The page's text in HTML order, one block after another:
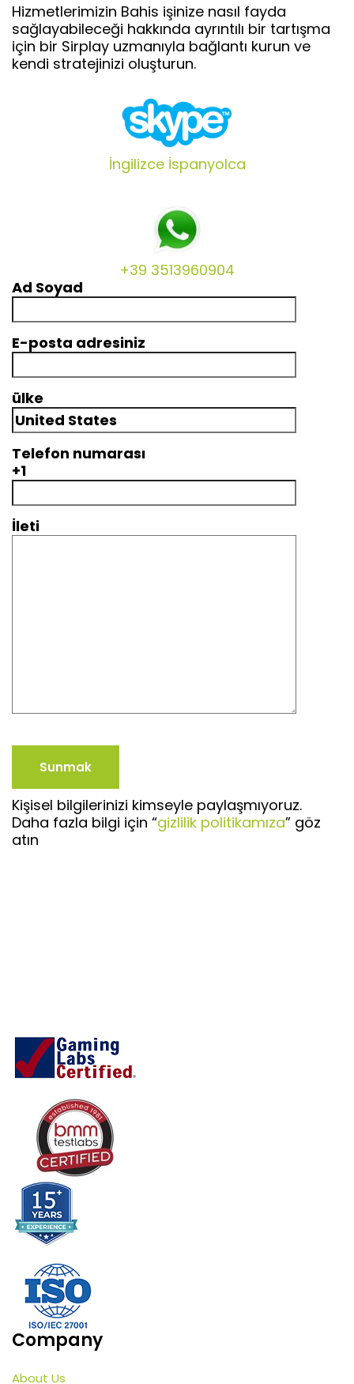
Hizmetlerimizin Bahis işinize nasıl fayda
sağlayabileceği hakkında ayrıntılı bir tartışma
için bir Sirplay uzmanıyla bağlantı kurun ve
kendi stratejinizi oluşturun.
İngilizce İspanyolca
+39 3513960904
Ad Soyad
E-posta adresiniz
ülke
Telefon numarası
+1
İleti
Kişisel bilgilerinizi kimseyle paylaşmıyoruz.
Daha fazla bilgi için “gizlilik politikamıza” göz
atın
Company
About Us